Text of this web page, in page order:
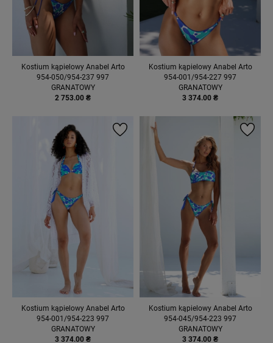
Kostium kąpielowy Anabel Arto
954-050/954-237 997
GRANATOWY
2 753.00 ₴
Kostium kąpielowy Anabel Arto
954-001/954-227 997
GRANATOWY
3 374.00 ₴
Kostium kąpielowy Anabel Arto
954-001/954-223 997
GRANATOWY
3 374.00 ₴
Kostium kąpielowy Anabel Arto
954-045/954-223 997
GRANATOWY
3 374.00 ₴